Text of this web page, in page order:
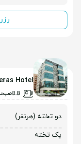
Hotel
دو تخته (هرنفر)
یک تخته